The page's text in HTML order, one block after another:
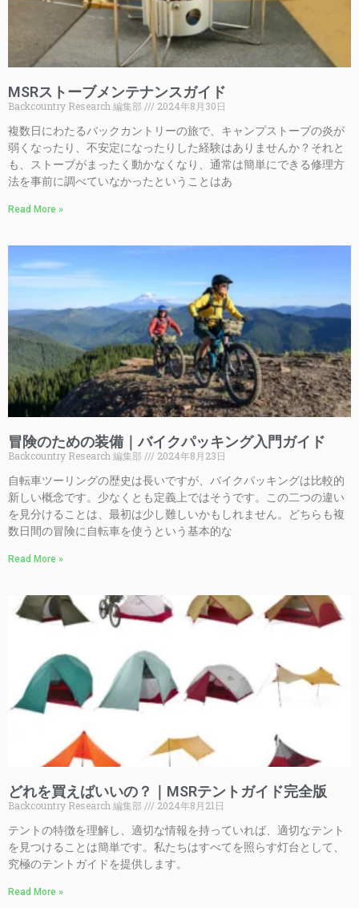
MSRストーブメンテナンスガイド
Backcountry Research 編集部
2024年8月30日
複数日にわたるバックカントリーの旅で、キャンプストーブの炎が
弱くなったり、不安定になったりした経験はありませんか？それと
も、ストーブがまったく動かなくなり、通常は簡単にできる修理方
法を事前に調べていなかったということはあ
Read More »
冒険のための装備｜バイクパッキング入門ガイド
Backcountry Research 編集部
2024年8月23日
自転車ツーリングの歴史は長いですが、バイクパッキングは比較的
新しい概念です。少なくとも定義上ではそうです。この二つの違い
を見分けることは、最初は少し難しいかもしれません。どちらも複
数日間の冒険に自転車を使うという基本的な
Read More »
どれを買えばいいの？｜MSRテントガイド完全版
Backcountry Research 編集部
2024年8月21日
テントの特徴を理解し、適切な情報を持っていれば、適切なテント
を見つけることは簡単です。私たちはすべてを照らす灯台として、
究極のテントガイドを提供します。
Read More »